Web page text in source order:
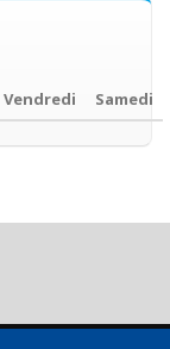
Vendredi Samedi